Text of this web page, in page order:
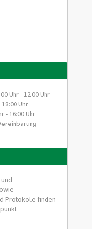
Uhr - 12:00 Uhr
Uhr
- 16:00 Uhr
Protokolle finden